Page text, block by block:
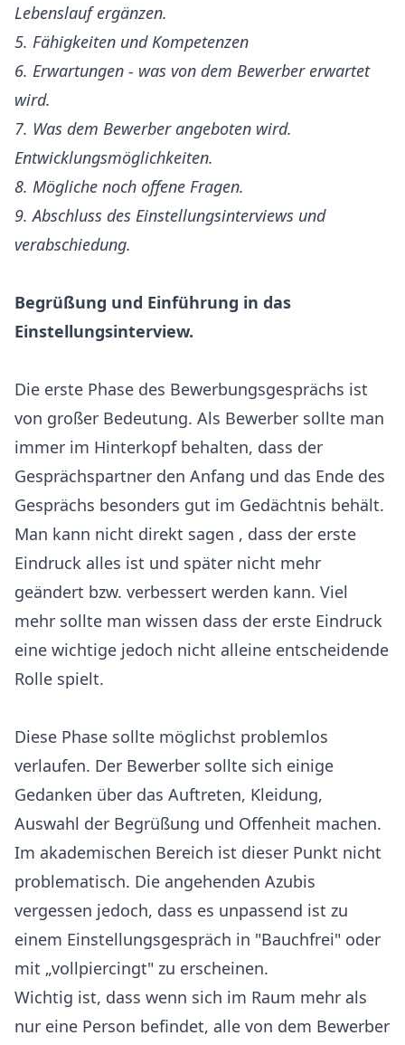
Lebenslauf ergänzen.
5. Fähigkeiten und Kompetenzen
6. Erwartungen - was von dem Bewerber erwartet
wird.
7. Was dem Bewerber angeboten wird.
Entwicklungsmöglichkeiten.
8. Mögliche noch offene Fragen.
9. Abschluss des Einstellungsinterviews und
verabschiedung.
Begrüßung und Einführung in das
Einstellungsinterview.
Die erste Phase des Bewerbungsgesprächs ist
von großer Bedeutung. Als Bewerber sollte man
immer im Hinterkopf behalten, dass der
Gesprächspartner den Anfang und das Ende des
Gesprächs besonders gut im Gedächtnis behält.
Man kann nicht direkt sagen , dass der erste
Eindruck alles ist und später nicht mehr
geändert bzw. verbessert werden kann. Viel
mehr sollte man wissen dass der erste Eindruck
eine wichtige jedoch nicht alleine entscheidende
Rolle spielt.
Diese Phase sollte möglichst problemlos
verlaufen. Der Bewerber sollte sich einige
Gedanken über das Auftreten, Kleidung,
Auswahl der Begrüßung und Offenheit machen.
Im akademischen Bereich ist dieser Punkt nicht
problematisch. Die angehenden Azubis
vergessen jedoch, dass es unpassend ist zu
einem Einstellungsgespräch in "Bauchfrei" oder
mit „vollpiercingt" zu erscheinen.
Wichtig ist, dass wenn sich im Raum mehr als
nur eine Person befindet, alle von dem Bewerber